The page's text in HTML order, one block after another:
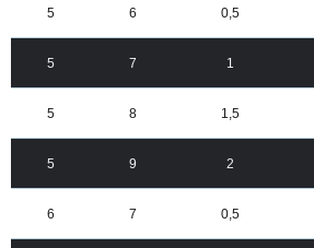
5 6 0,5
5 7 1
5 8 1,5
5 9 2
6 7 0,5